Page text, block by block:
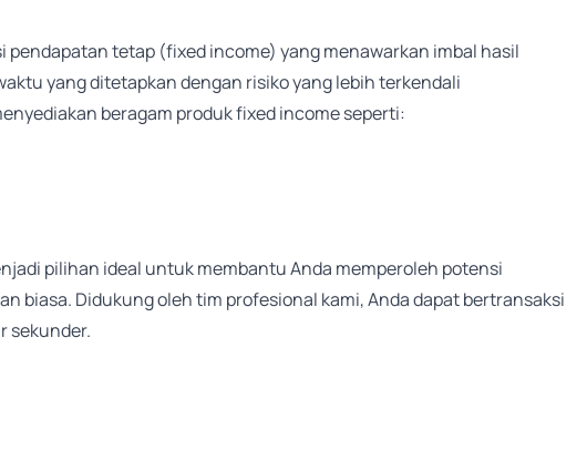
tetap (fixed income) yang menawarkan imbal hasil
yang ditetapkan dengan risiko yang lebih terkendali
beragam produk fixed income seperti:
pilihan ideal untuk membantu Anda memperoleh potensi
biasa. Didukung oleh tim profesional kami, Anda dapat bertransaksi
sekunder.